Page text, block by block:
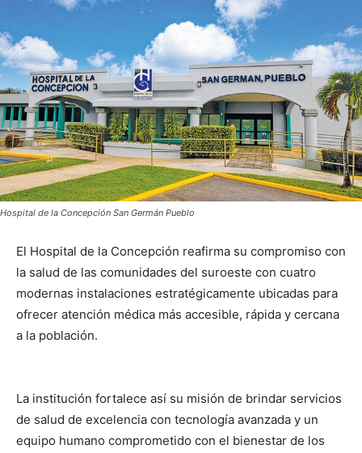
Hospital de la Concepción San Germán Pueblo
El Hospital de la Concepción reafirma su compromiso con
la salud de las comunidades del suroeste con cuatro
modernas instalaciones estratégicamente ubicadas para
ofrecer atención médica más accesible, rápida y cercana
a la población.
La institución fortalece así su misión de brindar servicios
de salud de excelencia con tecnología avanzada y un
equipo humano comprometido con el bienestar de los